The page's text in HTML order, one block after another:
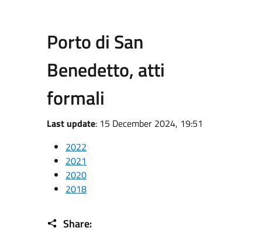
Porto di San
Benedetto, atti
formali
Last update: 15 December 2024, 19:51
2022
2021
2020
2018
Share: